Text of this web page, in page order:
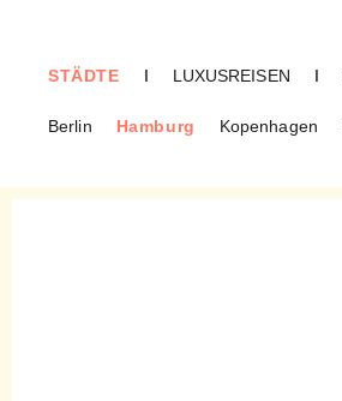
STÄDTE
Berlin Hamburg Kopenhagen
I LUXUSREISEN I